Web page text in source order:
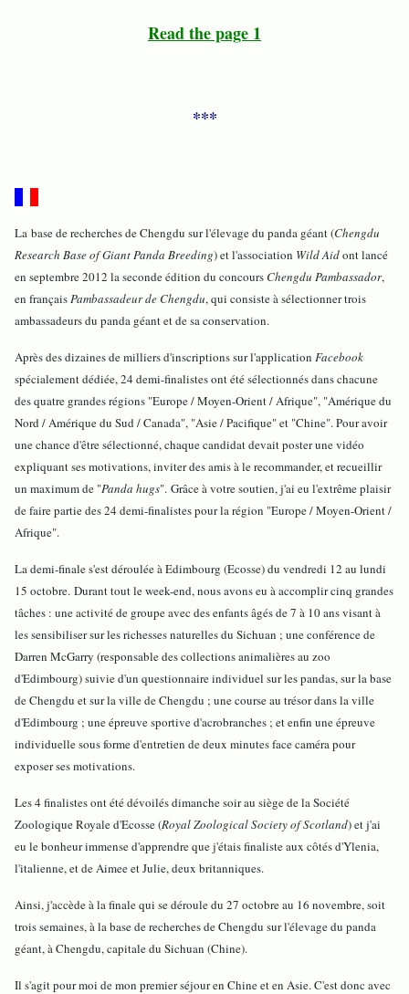
Read the page 1
***
La base de recherches de Chengdu sur l'élevage du panda géant (Chengdu
Research Base of Giant Panda Breeding) et l'association Wild Aidont lancé
en septembre 2012 la seconde édition du concoursChengdu Pambassador,
en françaisPambassadeur de Chengdu, qui consiste à sélectionner trois
ambassadeurs du panda géant et de sa conservation.
Après des dizaines de milliers d'inscriptions sur l'application Facebook
spécialement dédiée, 24 demi-finalistes ont été sélectionnés dans chacune
des quatre grandes régions "Europe / Moyen-Orient / Afrique", "Amérique du
Nord / Amérique du Sud / Canada", "Asie / Pacifique" et "Chine". Pour avoir
une chance d'être sélectionné, chaque candidat devait poster une vidéo
expliquant ses motivations, inviter des amis à le recommander, et recueillir
un maximum de "Panda hugs". Grâce à votre soutien, j'ai eu l'extrême plaisir
de faire partie des 24 demi-finalistes pour la région "Europe / Moyen-Orient /
Afrique".
La demi-finale s'est déroulée à Edimbourg (Ecosse) du vendredi 12 au lundi
15 octobre. Durant tout le week-end, nous avons eu à accomplir cinq grandes
tâches : une activité de groupe avec des enfants âgés de 7 à 10 ans visant à
les sensibiliser sur les richesses naturelles du Sichuan ; une conférence de
Darren McGarry (responsable des collections animalières au zoo
d'Edimbourg) suivie d'un questionnaire individuel sur les pandas, sur la base
de Chengdu et sur la ville de Chengdu ; une course au trésor dans la ville
d'Edimbourg ; une épreuve sportive d'acrobranches ; et enfin une épreuve
individuelle sous forme d'entretien de deux minutes face caméra pour
exposer ses motivations.
Les 4 finalistes ont été dévoilés dimanche soir au siège de la Société
Zoologique Royale d'Ecosse (Royal Zoological Society of Scotland) et j'ai
eu le bonheur immense d'apprendre que j'étais finaliste aux côtés d'Ylenia,
l'italienne, et de Aimee et Julie, deux britanniques.
Ainsi, j'accède à la finale qui se déroule du 27 octobre au 16 novembre, soit
trois semaines, à la base de recherches de Chengdu sur l'élevage du panda
géant, à Chengdu, capitale du Sichuan (Chine).
Il s'agit pour moi de mon premier séjour en Chine et en Asie. C'est donc avec